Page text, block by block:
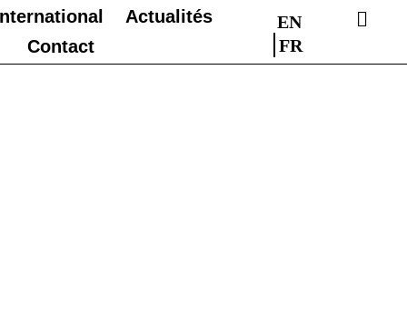
Actualités
Contact
EN
FR